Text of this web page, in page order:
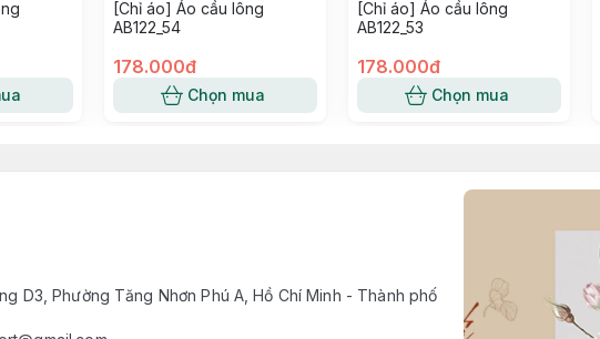
[Chỉ áo] Áo cầu lông
AB122_54
178.000đ
Chọn mua
[Chỉ áo] Áo cầu lông
AB122_53
178.000đ
Chọn mua
D3, Phường Tăng Nhơn Phú A, Hồ Chí Minh - Thành phố